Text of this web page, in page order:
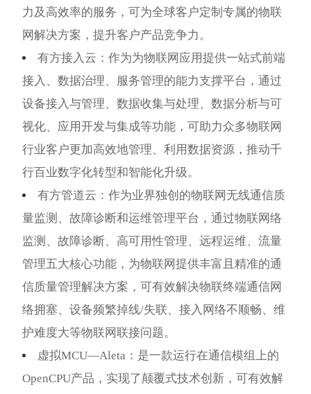
力及高效率的服务，可为全球客户定制专属的物联
网解决方案，提升客户产品竞争力。
有方接入云：作为为物联网应用提供一站式前端
接入、数据治理、服务管理的能力支撑平台，通过
设备接入与管理、数据收集与处理、数据分析与可
视化、应用开发与集成等功能，可助力众多物联网
行业客户更加高效地管理、利用数据资源，推动千
行百业数字化转型和智能化升级。
有方管道云：作为业界独创的物联网无线通信质
量监测、故障诊断和运维管理平台，通过物联网络
监测、故障诊断、高可用性管理、远程运维、流量
管理五大核心功能，为物联网提供丰富且精准的通
信质量管理解决方案，可有效解决物联终端通信网
络拥塞、设备频繁掉线/失联、接入网络不顺畅、维
护难度大等物联网联接问题。
虚拟MCU—Aleta：是一款运行在通信模组上的
OpenCPU产品，实现了颠覆式技术创新，可有效解